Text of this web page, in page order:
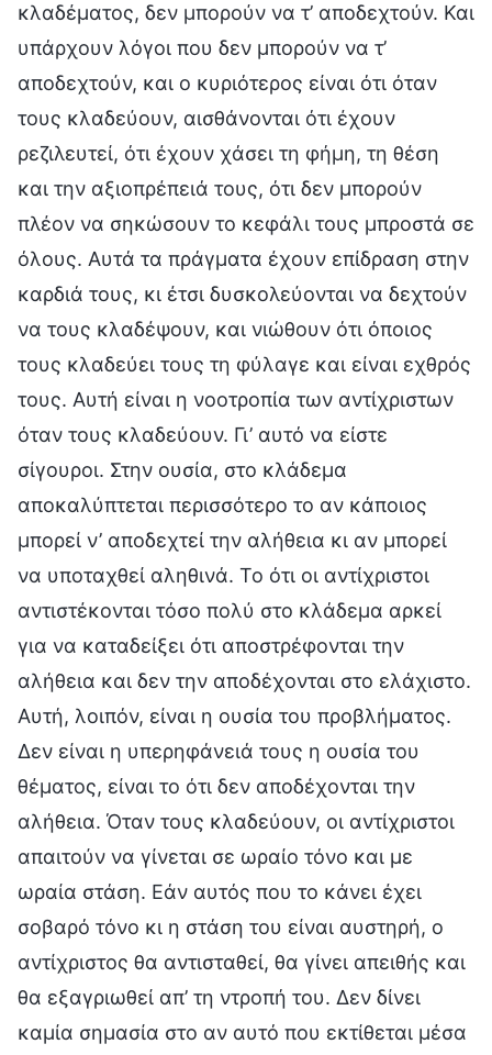
κλαδέματος, δεν μπορούν να τ’ αποδεχτούν. Και
υπάρχουν λόγοι που δεν μπορούν να τ’
αποδεχτούν, και ο κυριότερος είναι ότι όταν
τους κλαδεύουν, αισθάνονται ότι έχουν
ρεζιλευτεί, ότι έχουν χάσει τη φήμη, τη θέση
και την αξιοπρέπειά τους, ότι δεν μπορούν
πλέον να σηκώσουν το κεφάλι τους μπροστά σε
όλους. Αυτά τα πράγματα έχουν επίδραση στην
καρδιά τους, κι έτσι δυσκολεύονται να δεχτούν
να τους κλαδέψουν, και νιώθουν ότι όποιος
τους κλαδεύει τους τη φύλαγε και είναι εχθρός
τους. Αυτή είναι η νοοτροπία των αντίχριστων
όταν τους κλαδεύουν. Γι’ αυτό να είστε
σίγουροι. Στην ουσία, στο κλάδεμα
αποκαλύπτεται περισσότερο το αν κάποιος
μπορεί ν’ αποδεχτεί την αλήθεια κι αν μπορεί
να υποταχθεί αληθινά. Το ότι οι αντίχριστοι
αντιστέκονται τόσο πολύ στο κλάδεμα αρκεί
για να καταδείξει ότι αποστρέφονται την
αλήθεια και δεν την αποδέχονται στο ελάχιστο.
Αυτή, λοιπόν, είναι η ουσία του προβλήματος.
Δεν είναι η υπερηφάνειά τους η ουσία του
θέματος, είναι το ότι δεν αποδέχονται την
αλήθεια. Όταν τους κλαδεύουν, οι αντίχριστοι
απαιτούν να γίνεται σε ωραίο τόνο και με
ωραία στάση. Εάν αυτός που το κάνει έχει
σοβαρό τόνο κι η στάση του είναι αυστηρή, ο
αντίχριστος θα αντισταθεί, θα γίνει απειθής και
θα εξαγριωθεί απ’ τη ντροπή του. Δεν δίνει
καμία σημασία στο αν αυτό που εκτίθεται μέσα